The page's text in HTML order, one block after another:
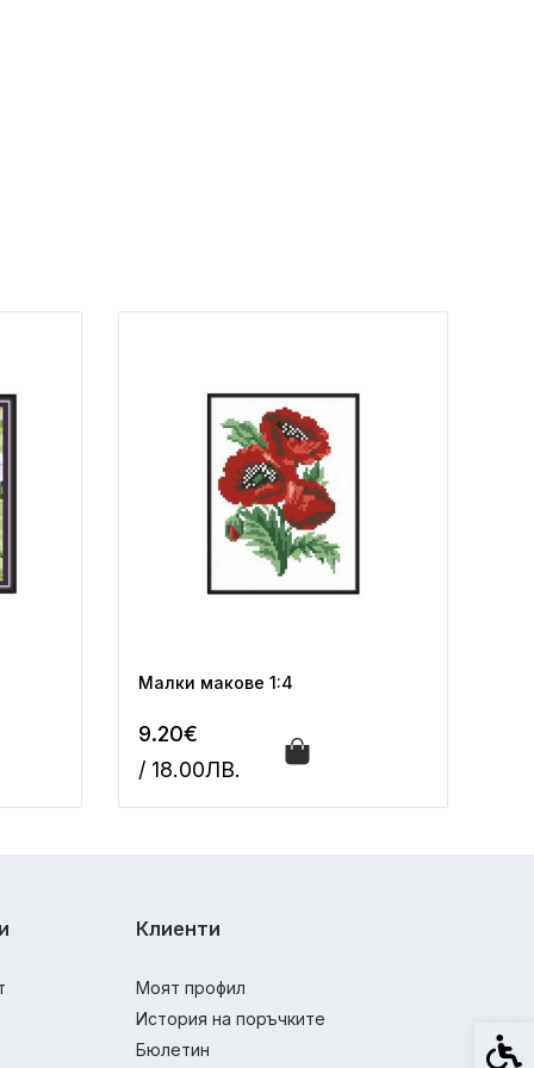
Малки макове 1:4
9.20€
/ 18.00ЛВ.
Клиенти
Моят профил
История на поръчките
Бюлетин